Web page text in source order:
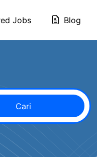
Jobs Blog
Cari